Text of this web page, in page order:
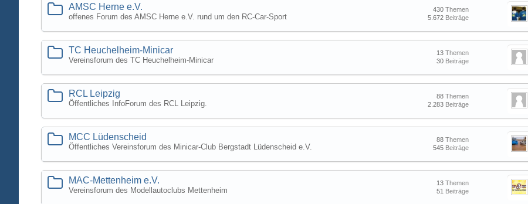
AMSC Herne e.V.
offenes Forum des AMSC Herne e.V. rund um den RC-Car-Sport
Themen
430
Beiträge
5.672
TC Heuchelheim-Minicar
Vereinsforum des TC Heuchelheim-Minicar
Themen
13
Beiträge
30
RCL Leipzig
Öffentliches InfoForum des RCL Leipzig.
Themen
88
Beiträge
2.283
MCC Lüdenscheid
Öffentliches Vereinsforum des Minicar-Club Bergstadt Lüdenscheid e.V.
Themen
88
Beiträge
545
MAC-Mettenheim e.V.
Vereinsforum des Modellautoclubs Mettenheim
Themen
13
Beiträge
51